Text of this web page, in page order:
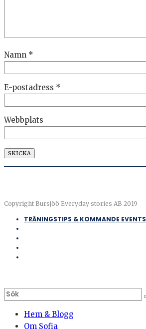
Namn *
E-postadress *
Webbplats
Copyright Bursjöö Everyday stories AB 2019
TRÄNINGSTIPS & KOMMANDE EVENTS
Hem & Blogg
Om Sofia